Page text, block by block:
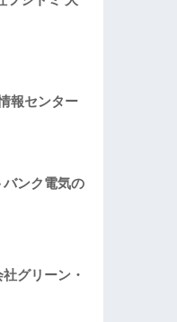
報センター
ンク電気の
グリーン・